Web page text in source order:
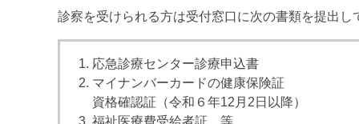
診察を受けられる方は受付窓口に次の書類を提出し
応急診療センター診療申込書
マイナンバーカードの健康保険証
資格確認証（令和６年12月2日以降）
福祉医療費受給者証 等